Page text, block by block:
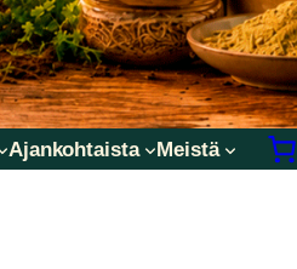
Ajankohtaista Meistä